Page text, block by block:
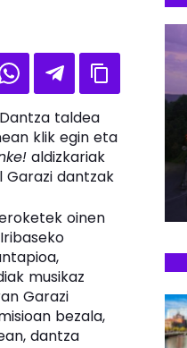
taldea
klik egin eta
aldizkariak
Garazi dantzak
oinen
musikaz
Garazi
bezala,
dantza